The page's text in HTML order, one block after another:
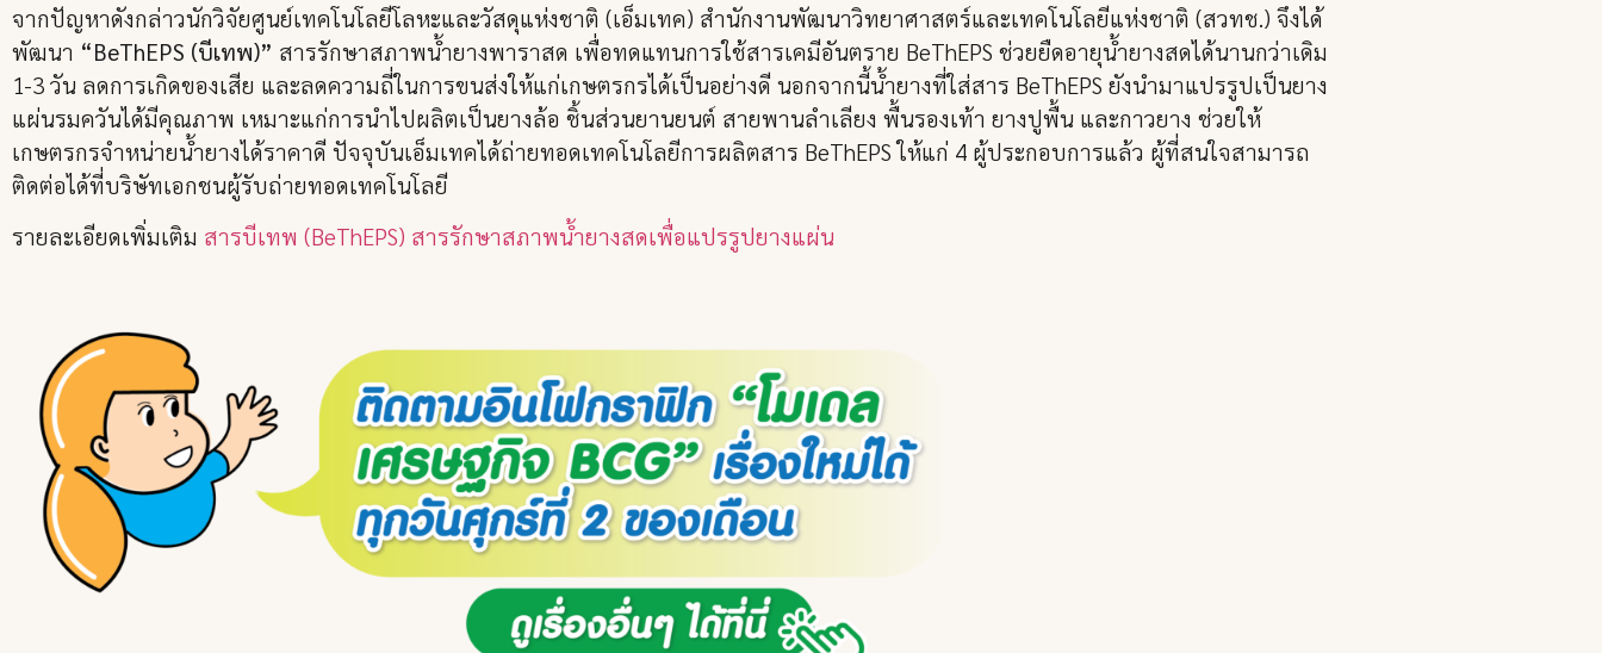
จากปัญหาดังกล่าวนักวิจัยศูนย์เทคโนโลยีโลหะและวัสดุแห่งชาติ (เอ็มเทค) สำนักงานพัฒนาวิทยาศาสตร์และเทคโนโลยีแห่งชาติ (สวทช.) จึงได้
พัฒนา “BeThEPS (บีเทพ)” สารรักษาสภาพน้ำยางพาราสด เพื่อทดแทนการใช้สารเคมีอันตราย BeThEPS ช่วยยืดอายุน้ำยางสดได้นานกว่าเดิม
1-3 วัน ลดการเกิดของเสีย และลดความถี่ในการขนส่งให้แก่เกษตรกรได้เป็นอย่างดี นอกจากนี้น้ำยางที่ใส่สาร BeThEPS ยังนำมาแปรรูปเป็นยาง
แผ่นรมควันได้มีคุณภาพ เหมาะแก่การนำไปผลิตเป็นยางล้อ ชิ้นส่วนยานยนต์ สายพานลำเลียง พื้นรองเท้า ยางปูพื้น และกาวยาง ช่วยให้
เกษตรกรจำหน่ายน้ำยางได้ราคาดี ปัจจุบันเอ็มเทคได้ถ่ายทอดเทคโนโลยีการผลิตสาร BeThEPS ให้แก่ 4 ผู้ประกอบการแล้ว ผู้ที่สนใจสามารถ
ติดต่อได้ที่บริษัทเอกชนผู้รับถ่ายทอดเทคโนโลยี
รายละเอียดเพิ่มเติม สารบีเทพ (BeThEPS) สารรักษาสภาพน้ำยางสดเพื่อแปรรูปยางแผ่น